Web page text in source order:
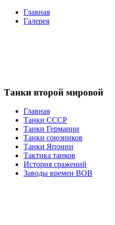
Главная
Галерея
Танки второй мировой
Главная
Танки СССР
Танки Германии
Танки союзников
Танки Японии
Тактика танков
История сражений
Заводы времен ВОВ